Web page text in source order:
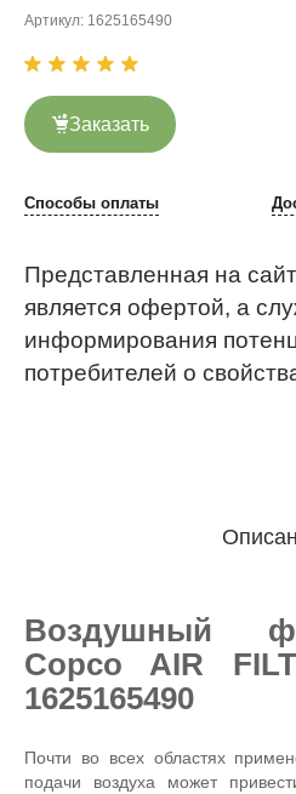
Артикул: 1625165490
Заказать
Способы оплаты
Представленная на
является офертой, а
информирования
потребителей о
Воздушный
Copco AIR
1625165490
Почти во всех областях
подачи воздуха может